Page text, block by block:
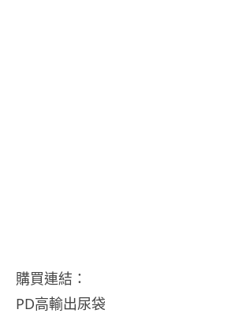
購買連結：
PD高輸出尿袋